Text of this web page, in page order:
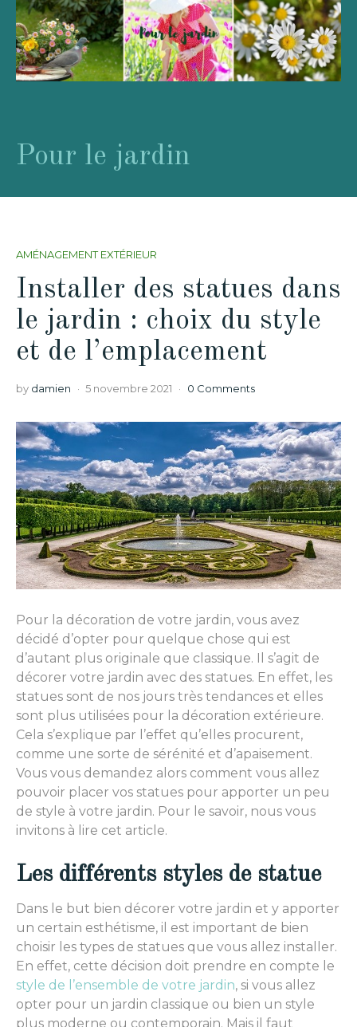
Pour le jardin
AMÉNAGEMENT EXTÉRIEUR
Installer des statues dans
le jardin : choix du style
et de l’emplacement
by damien 5 novembre 2021 0 Comments
Pour la décoration de votre jardin, vous avez
décidé d’opter pour quelque chose qui est
d’autant plus originale que classique. Il s’agit de
décorer votre jardin avec des statues. En effet, les
statues sont de nos jours très tendances et elles
sont plus utilisées pour la décoration extérieure.
Cela s’explique par l’effet qu’elles procurent,
comme une sorte de sérénité et d’apaisement.
Vous vous demandez alors comment vous allez
pouvoir placer vos statues pour apporter un peu
de style à votre jardin. Pour le savoir, nous vous
invitons à lire cet article.
Les différents styles de statue
Dans le but bien décorer votre jardin et y apporter
un certain esthétisme, il est important de bien
choisir les types de statues que vous allez installer.
En effet, cette décision doit prendre en compte le
style de l’ensemble de votre jardin, si vous allez
opter pour un jardin classique ou bien un style
plus moderne ou contemporain. Mais il faut